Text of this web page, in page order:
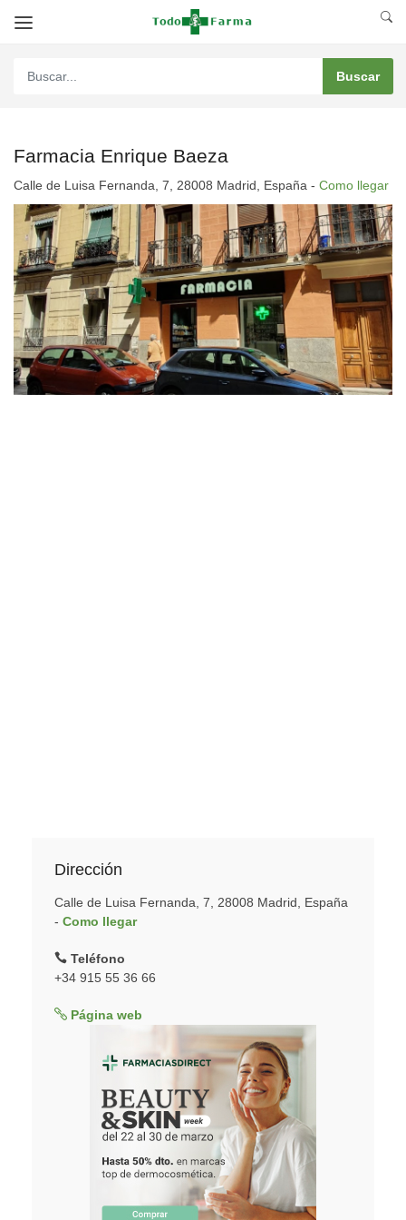
Farmacia Enrique Baeza
Calle de Luisa Fernanda, 7, 28008 Madrid, España - Como llegar
Dirección
Calle de Luisa Fernanda, 7, 28008 Madrid, España
- Como llegar
Teléfono
+34 915 55 36 66
Página web